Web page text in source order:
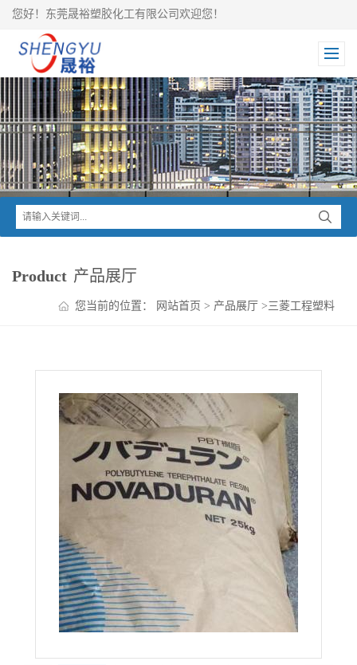
您好！东莞晟裕塑胶化工有限公司欢迎您！
Product 产品展厅
您当前的位置： 网站首页 > 产品展厅 >三菱工程塑料